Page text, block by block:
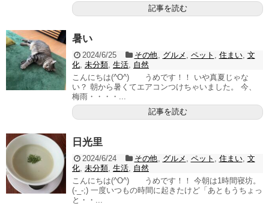
記事を読む
暑い
2024/6/25 その他 グルメ ペット 住まい, 文
化 未分類 生活 自然
こんにちは(^O^) うめです！！ いや真夏じゃな
い？ 朝から暑くてエアコンつけちゃいました。 今、
梅雨・・・・...
記事を読む
日光里
2024/6/24 その他 グルメ ペット 住まい, 文
化 未分類 生活 自然
こんにちは(^O^) うめです！！ 今朝は1時間寝坊。
(-_-;) 一度いつもの時間に起きたけど「あともうちょっ
と・・...